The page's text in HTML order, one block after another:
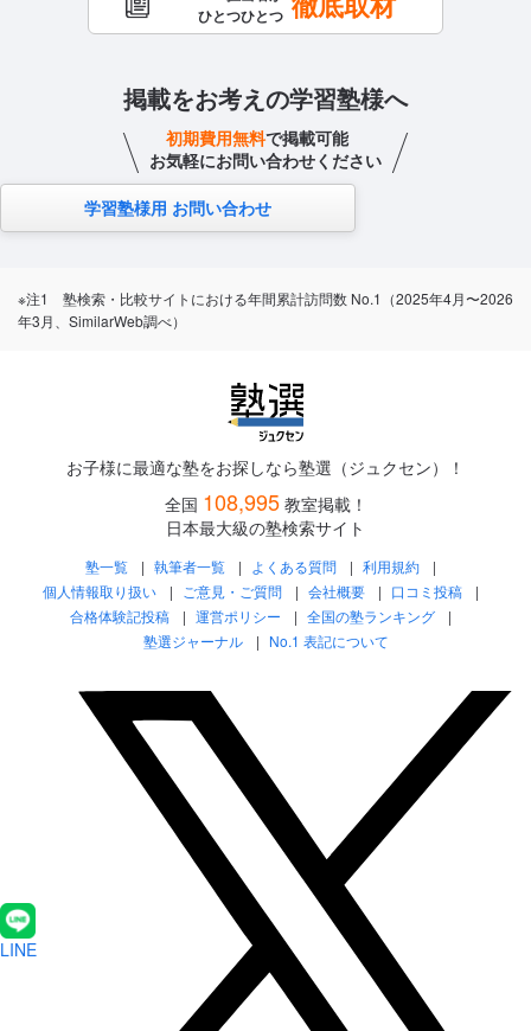
ひとつひとつ
掲載をお考えの学習塾様へ
初期費用無料で掲載可能
お気軽にお問い合わせください
学習塾様用 お問い合わせ
※注1 塾検索・比較サイトにおける年間累計訪問数 No.1（2025年4月〜2026
年3月、SimilarWeb調べ）
お子様に最適な塾をお探しなら塾選（ジュクセン）！
全国 108,995 教室掲載！
日本最大級の塾検索サイト
塾一覧 執筆者一覧 よくある質問
利用規約
個人情報取り扱い
ご意見・ご質問 会社概要
口コミ投稿
合格体験記投稿
運営ポリシー
全国の塾ランキング
塾選ジャーナル
No.1 表記について
LINE